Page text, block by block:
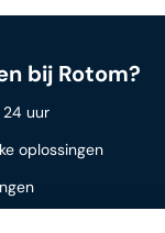
bij Rotom?
uur
oplossingen